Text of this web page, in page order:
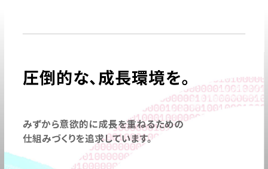
圧倒的な、成長環境を。
みずから意欲的に成長を重ねるための
仕組みづくりを追求しています。